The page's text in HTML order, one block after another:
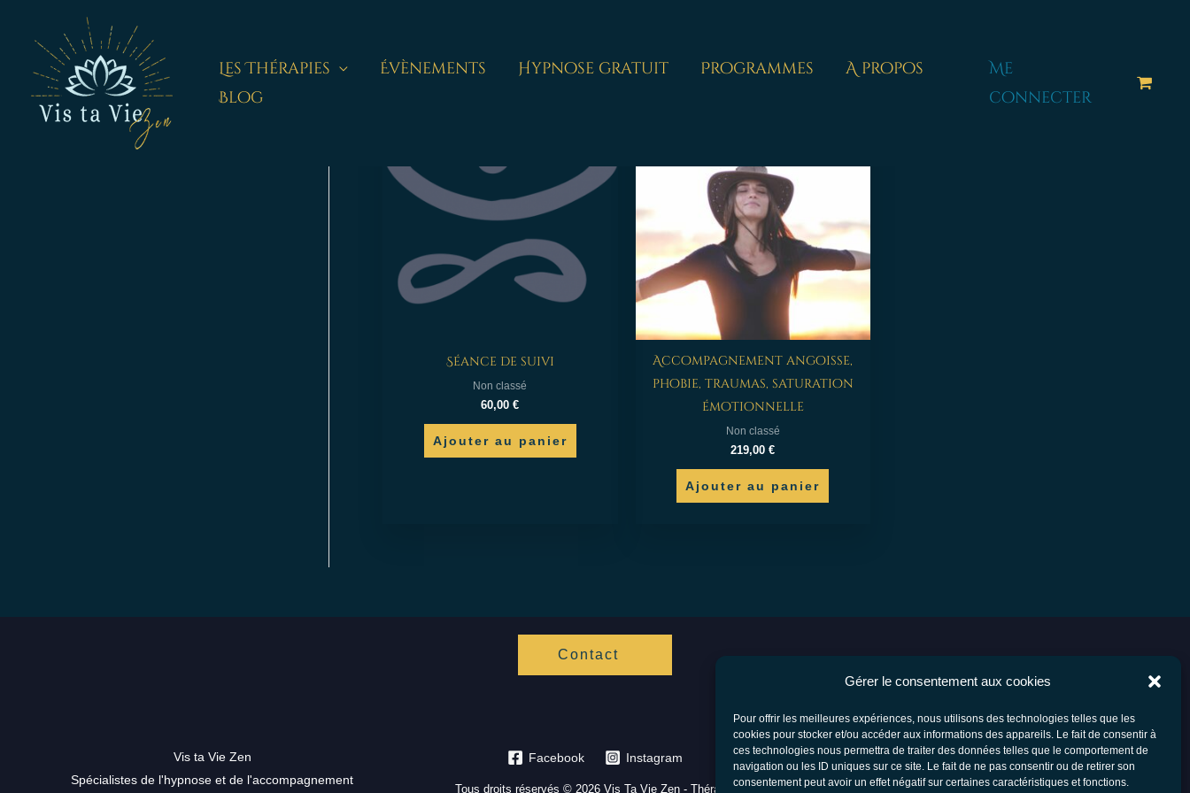
Gérer le consentement aux cookies
Pour offrir les meilleures expériences, nous utilisons des technologies telles que les
cookies pour stocker et/ou accéder aux informations des appareils. Le fait de consentir à
ces technologies nous permettra de traiter des données telles que le comportement de
navigation ou les ID uniques sur ce site. Le fait de ne pas consentir ou de retirer son
consentement peut avoir un effet négatif sur certaines caractéristiques et fonctions.
Les Thérapies Évènements Hypnose gratuit Programmes
A propos
Blog
Me
connecter
Séance de suivi
Non classé
60,00€
Ajouter au panier
Accompagnement angoisse,
phobie, traumas, saturation
émotionnelle
Non classé
219,00€
Ajouter au panier
Contact
Vis ta Vie Zen
Spécialistes de l'hypnose et de l'accompagnement
Facebook Instagram
Tous droits réservés © 2026 Vis Ta Vie Zen - Thérapie
F.A.Q
Conditions générales d’utilisation
Conditions générales de vente